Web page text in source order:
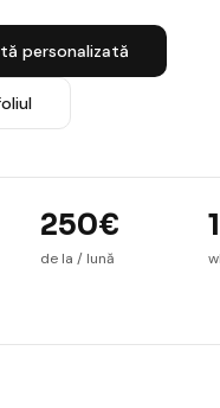
personalizată
250€
de la / lună